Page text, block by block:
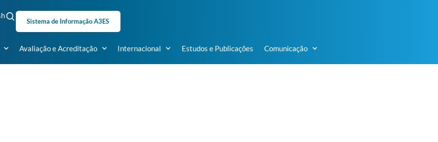
Sistema de Informação A3ES
Avaliação e Acreditação Internacional Estudos e Publicações Comunicação